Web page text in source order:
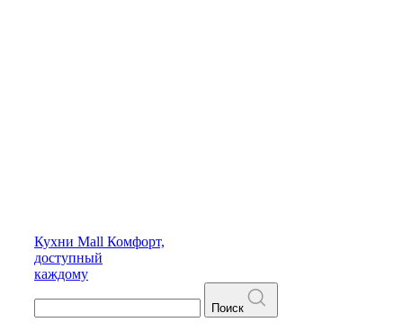
Кухни Mall Комфорт,
доступный
каждому
Поиск